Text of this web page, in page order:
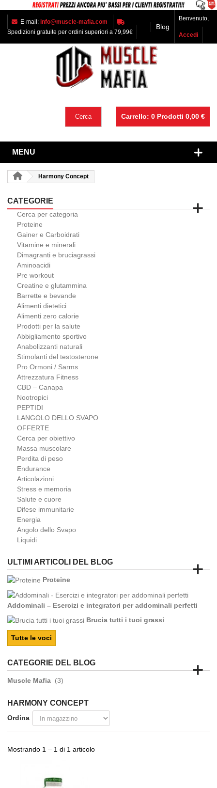
E-mail: info@muscle-mafia.com
Spedizioni gratuite per ordini superiori a 79,99€
Blog
Benvenuto,
Accedi
Carrello: 0 Prodotti 0,00 €
Cerca
MENU
Harmony Concept
CATEGORIE
Cerca per categoria
Proteine
Gainer e Carboidrati
Vitamine e minerali
Dimagranti e bruciagrassi
Aminoacidi
Pre workout
Creatine e glutammina
Barrette e bevande
Alimenti dietetici
Alimenti zero calorie
Prodotti per la salute
Abbigliamento sportivo
Anabolizzanti naturali
Stimolanti del testosterone
Pro Ormoni / Sarms
Attrezzatura Fitness
CBD – Canapa
Nootropici
PEPTIDI
LANGOLO DELLO SVAPO
OFFERTE
Cerca per obiettivo
Massa muscolare
Perdita di peso
Endurance
Articolazioni
Stress e memoria
Salute e cuore
Difese immunitarie
Energia
Angolo dello Svapo
Liquidi
ULTIMI ARTICOLI DEL BLOG
Proteine
Addominali – Esercizi e integratori per addominali perfetti
Brucia tutti i tuoi grassi
Tutte le voci
CATEGORIE DEL BLOG
Muscle Mafia (3)
HARMONY CONCEPT
Ordina
Mostrando 1 – 1 di 1 articolo